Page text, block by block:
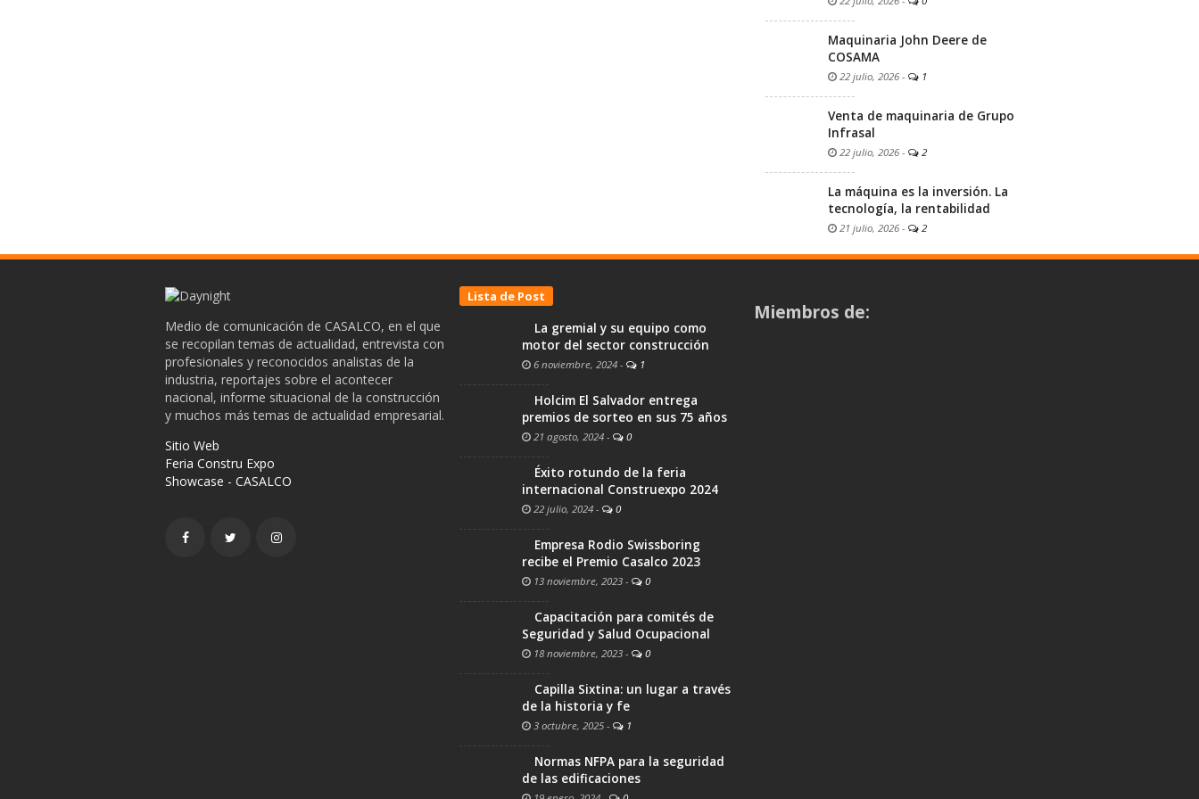
Maquinaria John Deere de
COSAMA
22 julio, 2026 - 1
Venta de maquinaria de Grupo
Infrasal
22 julio, 2026 - 2
La máquina es la inversión. La
tecnología, la rentabilidad
21 julio, 2026 - 2
Medio de comunicación de CASALCO, en el que
se recopilan temas de actualidad, entrevista con
profesionales y reconocidos analistas de la
industria, reportajes sobre el acontecer
nacional, informe situacional de la construcción
y muchos más temas de actualidad empresarial.
Sitio Web
Feria Constru Expo
Showcase - CASALCO
Lista de Post
La gremial y su equipo como
motor del sector construcción
6 noviembre, 2024 - 1
Holcim El Salvador entrega
premios de sorteo en sus 75 años
21 agosto, 2024 - 0
Éxito rotundo de la feria
internacional Construexpo 2024
22 julio, 2024 - 0
Empresa Rodio Swissboring
recibe el Premio Casalco 2023
13 noviembre, 2023 - 0
Capacitación para comités de
Seguridad y Salud Ocupacional
18 noviembre, 2023 - 0
Capilla Sixtina: un lugar a través
de la historia y fe
3 octubre, 2025 - 1
Normas NFPA para la seguridad
de las edificaciones
Miembros de: